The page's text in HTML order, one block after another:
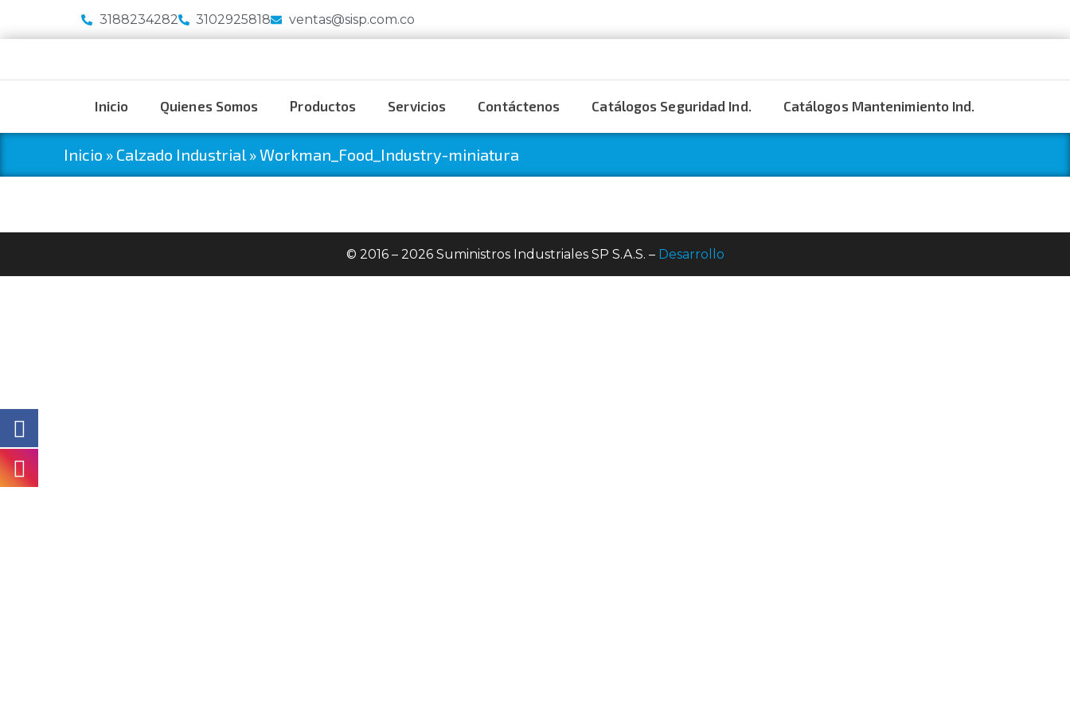
3188234282 3102925818 ventas@sisp.com.co
Inicio Quienes Somos Productos Servicios Contáctenos Catálogos Seguridad Ind. Catálogos Mantenimiento Ind.
Inicio » Calzado Industrial »Workman_Food_Industry-miniatura
© 2016 – 2026 Suministros Industriales SP S.A.S. – Desarrollo